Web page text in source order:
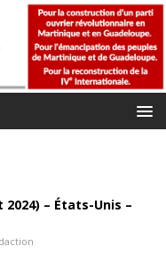
2024) – États-Unis –